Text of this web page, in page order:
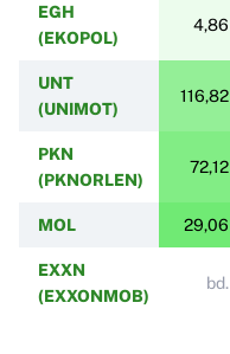
EGH
(EKOPOL)
4,86
UNT
(UNIMOT)
116,82
PKN
(PKNORLEN)
72,12
MOL 29,06
EXXN
(EXXONMOB)
bd.